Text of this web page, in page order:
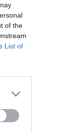
of the
List of